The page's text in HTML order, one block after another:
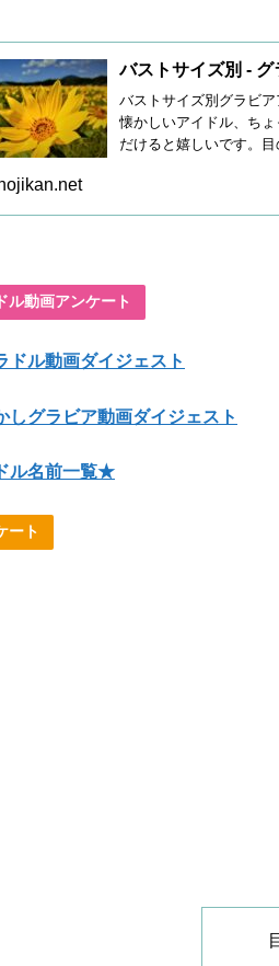
バストサイズ別 -
バストサイズ別グラビ
懐かしいアイドル、ち
だけると嬉しいです。
ル動画アンケート
ドル動画ダイジェスト
しグラビア動画ダイジェスト
ル名前一覧★
ート